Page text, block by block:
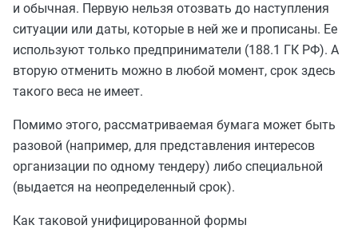
и обычная. Первую нельзя отозвать до наступления
ситуации или даты, которые в ней же и прописаны. Ее
используют только предприниматели (188.1 ГК РФ). А
вторую отменить можно в любой момент, срок здесь
такого веса не имеет.
Помимо этого, рассматриваемая бумага может быть
разовой (например, для представления интересов
организации по одному тендеру) либо специальной
(выдается на неопределенный срок).
Как таковой унифицированной формы